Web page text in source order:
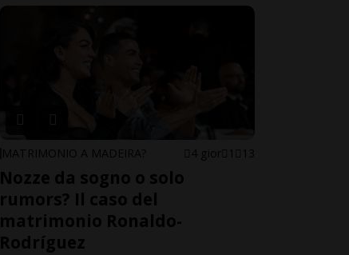
MATRIMONIO A MADEIRA? 4 gior 1 13
Nozze da sogno o solo
rumors? Il caso del
matrimonio Ronaldo-
Rodríguez